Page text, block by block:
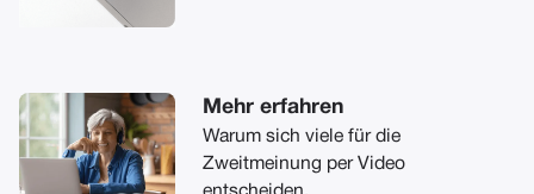
Mehr erfahren
Warum sich viele für die
Zweitmeinung per Video